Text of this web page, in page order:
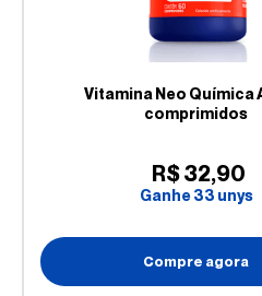
Vitamina Neo Química
comprimidos
R$32,90
Ganhe33 unys
Compre agora